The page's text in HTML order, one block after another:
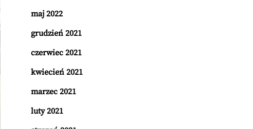
maj 2022
grudzień 2021
czerwiec 2021
kwiecień 2021
marzec 2021
luty 2021